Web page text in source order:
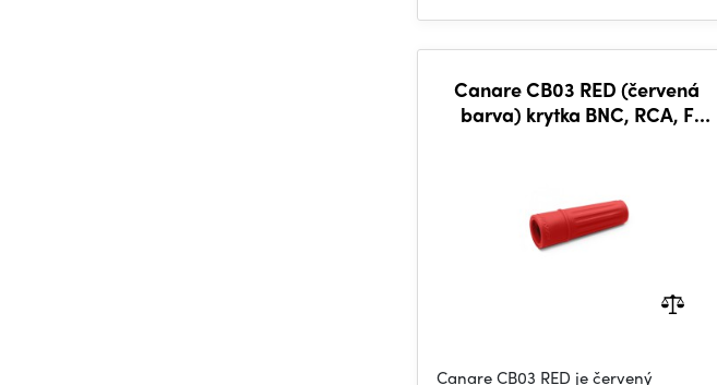
Canare CB03 RED (červená
barva) krytka BNC, RCA, F
Canare CB03 RED je červený